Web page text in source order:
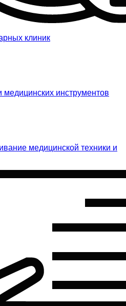
клиник
медицинских инструментов
медицинской техники и